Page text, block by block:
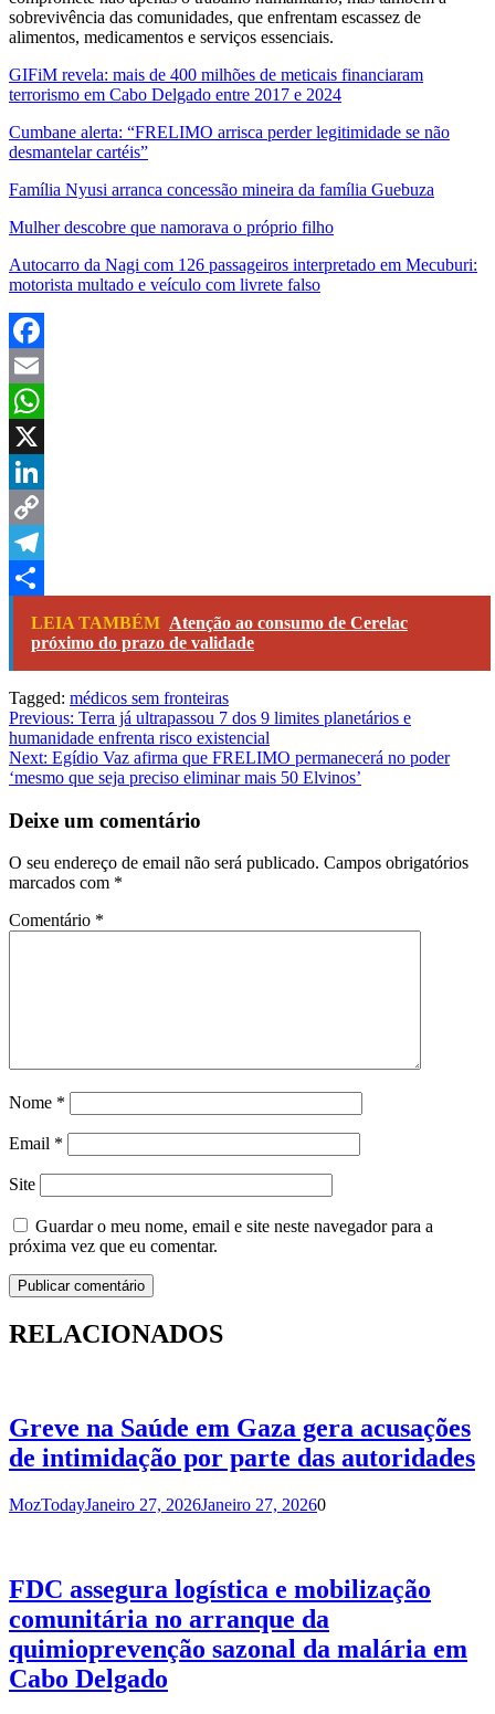
sobrevivência das comunidades, que enfrentam escassez de
alimentos, medicamentos e serviços essenciais.
GIFiM revela: mais de 400 milhões de meticais financiaram
terrorismo em Cabo Delgado entre 2017 e 2024
Cumbane alerta: “FRELIMO arrisca perder legitimidade se não
desmantelar cartéis”
Família Nyusi arranca concessão mineira da família Guebuza
Mulher descobre que namorava o próprio filho
Autocarro da Nagi com 126 passageiros interpretado em Mecuburi:
motorista multado e veículo com livrete falso
Facebook
Email
WhatsApp
X
LinkedIn
Copy
Link
Telegram
Share
LEIA TAMBÉM Atenção ao consumo de Cerelac
próximo do prazo de validade
Tagged: médicos sem fronteiras
Navegação
de
artigos
Previous: Terra já ultrapassou 7 dos 9 limites planetários e
humanidade enfrenta risco existencial
Next: Egídio Vaz afirma que FRELIMO permanecerá no poder
‘mesmo que seja preciso eliminar mais 50 Elvinos’
Deixe um comentário
O seu endereço de email não será publicado. Campos obrigatórios
marcados com *
Comentário *
Nome *
Email *
Site
Guardar o meu nome, email e site neste navegador para a
próxima vez que eu comentar.
RELACIONADOS
Greve na Saúde em Gaza gera acusações
de intimidação por parte das autoridades
MozTodayJaneiro 27, 2026Janeiro 27, 20260
FDC assegura logística e mobilização
comunitária no arranque da
quimioprevenção sazonal da malária em
Cabo Delgado